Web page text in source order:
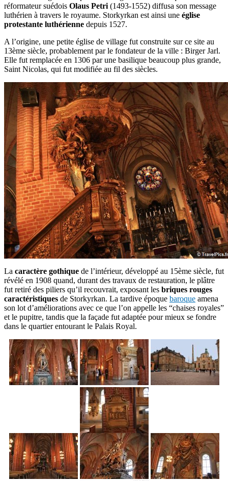
réformateur suédois Olaus Petri (1493-1552) diffusa son message
luthérien à travers le royaume. Storkyrkan est ainsi une église
protestante luthérienne depuis 1527.
A l’origine, une petite église de village fut construite sur ce site au
13ème siècle, probablement par le fondateur de la ville : Birger Jarl.
Elle fut remplacée en 1306 par une basilique beaucoup plus grande,
Saint Nicolas, qui fut modifiée au fil des siècles.
La caractère gothique de l’intérieur, développé au 15ème siècle, fut
révélé en 1908 quand, durant des travaux de restauration, le plâtre
fut retiré des piliers qu’il recouvrait, exposant les briques rouges
caractéristiques de Storkyrkan. La tardive époque baroque amena
son lot d’améliorations avec ce que l’on appelle les “chaises royales”
et le pupitre, tandis que la façade fut adaptée pour mieux se fondre
dans le quartier entourant le Palais Royal.